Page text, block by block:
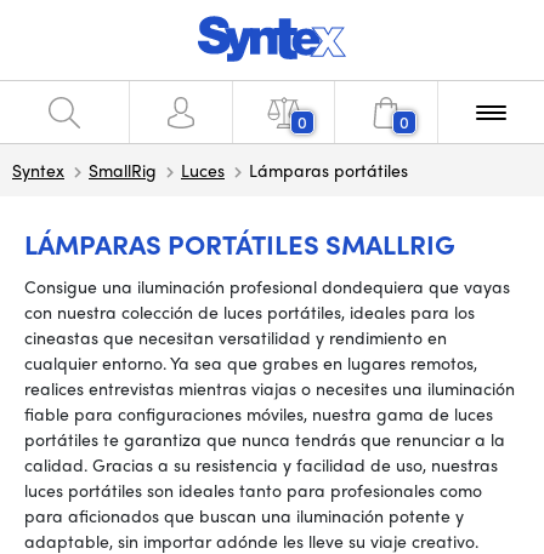
0 0
Syntex SmallRig Luces Lámparas portátiles
LÁMPARAS PORTÁTILES SMALLRIG
Consigue una iluminación profesional dondequiera que vayas
con nuestra colección de luces portátiles, ideales para los
cineastas que necesitan versatilidad y rendimiento en
cualquier entorno. Ya sea que grabes en lugares remotos,
realices entrevistas mientras viajas o necesites una iluminación
fiable para configuraciones móviles, nuestra gama de luces
portátiles te garantiza que nunca tendrás que renunciar a la
calidad. Gracias a su resistencia y facilidad de uso, nuestras
luces portátiles son ideales tanto para profesionales como
para aficionados que buscan una iluminación potente y
adaptable, sin importar adónde les lleve su viaje creativo.